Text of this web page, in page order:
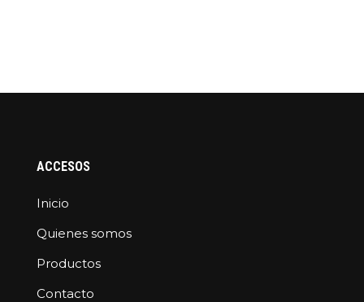
ACCESOS
Inicio
Quienes somos
Productos
Contacto